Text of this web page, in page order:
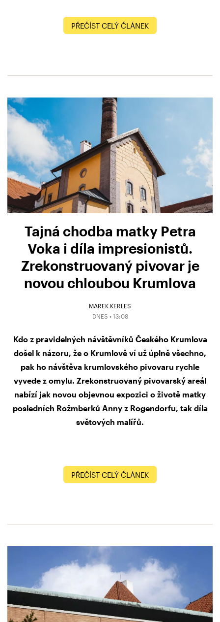
PŘEČÍST CELÝ ČLÁNEK
Tajná chodba matky Petra
Voka i díla impresionistů.
Zrekonstruovaný pivovar je
novou chloubou Krumlova
MAREK KERLES
DNES • 13:08
Kdo z pravidelných návštěvníků Českého Krumlova
došel k názoru, že o Krumlově ví už úplně všechno,
pak ho návštěva krumlovského pivovaru rychle
vyvede z omylu. Zrekonstruovaný pivovarský areál
nabízí jak novou objevnou expozici o životě matky
posledních Rožmberků Anny z Rogendorfu, tak díla
světových malířů.
PŘEČÍST CELÝ ČLÁNEK